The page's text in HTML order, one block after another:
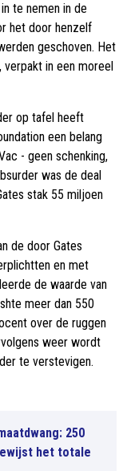
te nemen in de
het door henzelf
geschoven. Het
in een moreel
op tafel heeft
een belang
- geen schenking,
was de deal
stak 55 miljoen
de door Gates
en met
de waarde van
meer dan 550
over de ruggen
weer wordt
te verstevigen.
250
het totale